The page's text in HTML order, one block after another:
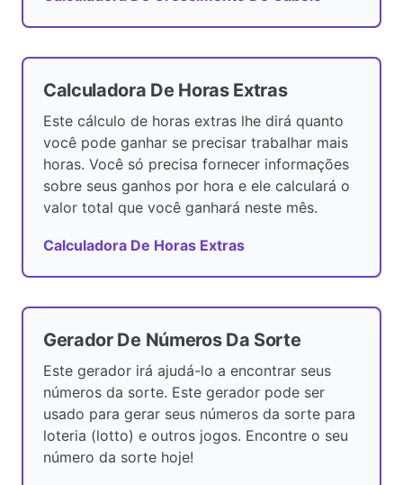
Calculadora De Horas Extras
Este cálculo de horas extras lhe dirá quanto
você pode ganhar se precisar trabalhar mais
horas. Você só precisa fornecer informações
sobre seus ganhos por hora e ele calculará o
valor total que você ganhará neste mês.
Calculadora De Horas Extras
Gerador De Números Da Sorte
Este gerador irá ajudá-lo a encontrar seus
números da sorte. Este gerador pode ser
usado para gerar seus números da sorte para
loteria (lotto) e outros jogos. Encontre o seu
número da sorte hoje!